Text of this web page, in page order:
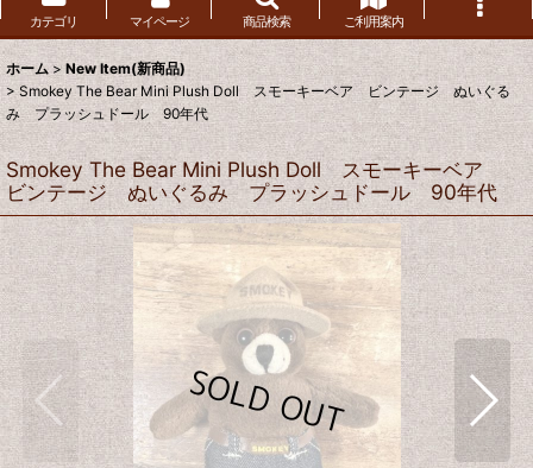
カテゴリ マイページ 商品検索 ご利用案内
ホーム > New Item(新商品)
> Smokey The Bear Mini Plush Doll スモーキーベア ビンテージ ぬいぐる
み プラッシュドール 90年代
Smokey The Bear Mini Plush Doll スモーキーベア
ビンテージ ぬいぐるみ プラッシュドール 90年代